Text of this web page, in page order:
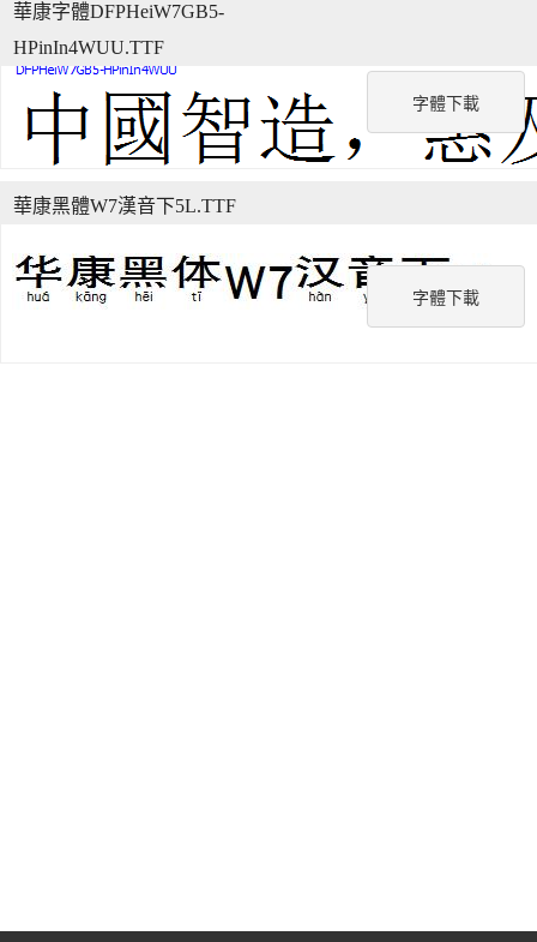
字體下載
華康字體DFPHeiW7GB5-
HPinIn4WUU.TTF
字體下載
華康黑體W7漢音下5L.TTF